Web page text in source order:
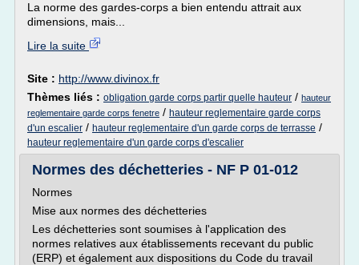
La norme des gardes-corps a bien entendu attrait aux
dimensions, mais...
Lire la suite
Site : http://www.divinox.fr
Thèmes liés : obligation garde corps partir quelle hauteur / hauteur
reglementaire garde corps fenetre / hauteur reglementaire garde corps
d'un escalier / hauteur reglementaire d'un garde corps de terrasse /
hauteur reglementaire d'un garde corps d'escalier
Normes des déchetteries - NF P 01-012
Normes
Mise aux normes des déchetteries
Les déchetteries sont soumises à l'application des
normes relatives aux établissements recevant du public
(ERP) et également aux dispositions du Code du travail